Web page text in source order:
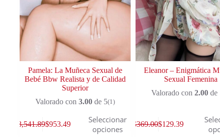
Pamela: La Muñeca Sexual de
Bebé Bbw Realista y de Calidad
Superior
Valorado con 3.00de 5(1)
3,541.89$953.49
Seleccionar
opciones
Eleanor – Enigmática
Sexual Femenina
Valorado con 2.00de
$369.00$129.39